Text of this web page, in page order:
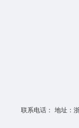
联系电话： 地址：